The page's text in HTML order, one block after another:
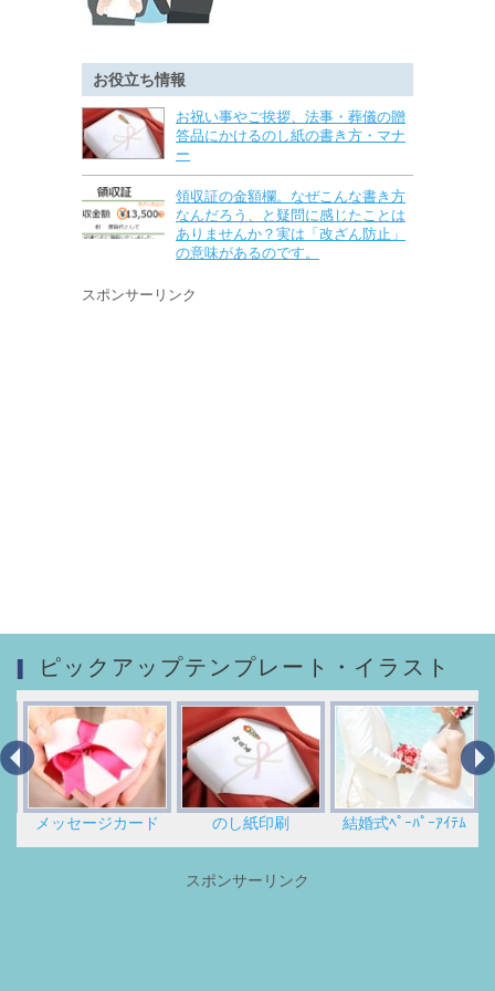
お役立ち情報
お祝い事やご挨拶、法事・葬儀の贈
答品にかけるのし紙の書き方・マナ
ー
領収証の金額欄。なぜこんな書き方
なんだろう、と疑問に感じたことは
ありませんか？実は「改ざん防止」
の意味があるのです。
スポンサーリンク
ピックアップテンプレート・イラスト
メッセージカード のし紙印刷 結婚式ﾍﾟｰﾊﾟｰｱｲﾃﾑ
スポンサーリンク